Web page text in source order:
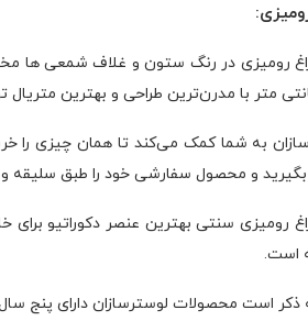
به شما کمک می‌کند تا همان چیزی را
بگیرید و محصول سفارشی خود را طبق سلیقه و
رومیزی سنتی بهترین عنصر دکوراتیو
است.
ذکر است محصولات لوسترسازان دارای پنج